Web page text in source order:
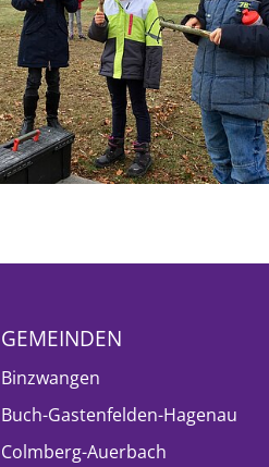
GEMEINDEN
Binzwangen
Buch-Gastenfelden-Hagenau
Colmberg-Auerbach